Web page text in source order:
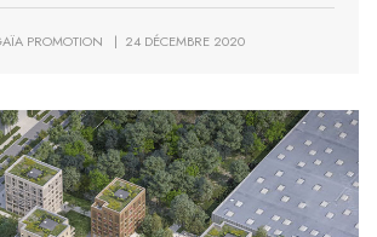
PROMOTION | 24 DÉCEMBRE 2020